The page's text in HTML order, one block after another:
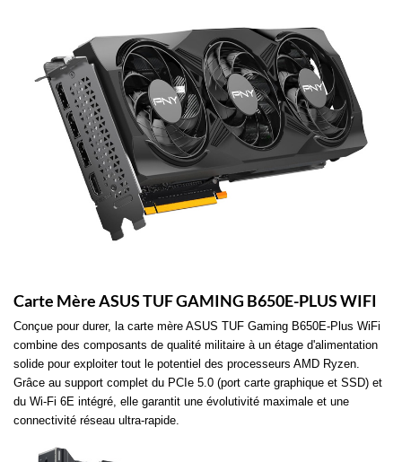
Carte Mère ASUS TUF GAMING B650E-PLUS WIFI
Conçue pour durer, la carte mère ASUS TUF Gaming B650E-Plus WiFi
combine des composants de qualité militaire à un étage d'alimentation
solide pour exploiter tout le potentiel des processeurs AMD Ryzen.
Grâce au support complet du PCIe 5.0 (port carte graphique et SSD) et
du Wi-Fi 6E intégré, elle garantit une évolutivité maximale et une
connectivité réseau ultra-rapide.